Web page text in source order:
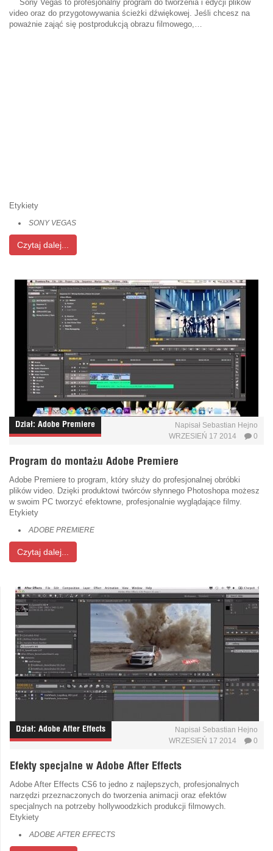
Sony Vegas to profesjonalny program do tworzenia i edycji plików
video oraz do przygotowywania ścieżki dźwiękowej. Jeśli chcesz na
poważnie zająć się postprodukcją obrazu filmowego,…
Etykiety
SONY VEGAS
Czytaj dalej...
Dział: Adobe Premiere Napisał Sebastian Hejno
WRZESIEŃ 17 2014
0
Program do montażu Adobe Premiere
Adobe Premiere to program, który służy do profesjonalnej obróbki
plików video. Dzięki produktowi twórców słynnego Photoshopa możesz
w swoim PC tworzyć efektowne, profesjonalnie wyglądające filmy.
Etykiety
ADOBE PREMIERE
Czytaj dalej...
Dział: Adobe After Effects Napisał Sebastian Hejno
WRZESIEŃ 17 2014
0
Efekty specjalne w Adobe After Effects
Adobe After Effects CS6 to jedno z najlepszych, profesjonalnych
narzędzi przeznaczonych do tworzenia animacji oraz efektów
specjalnych na potrzeby hollywoodzkich produkcji filmowych.
Etykiety
ADOBE AFTER EFFECTS